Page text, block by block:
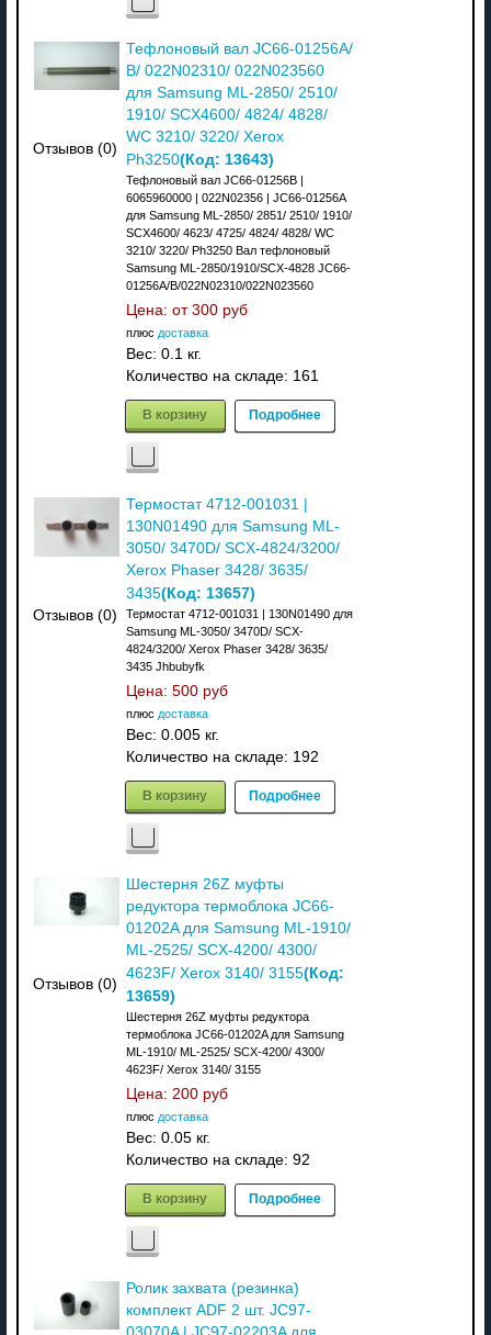
Отзывов (0)
Тефлоновый вал JC66-01256A/
B/ 022N02310/ 022N023560
для Samsung ML-2850/ 2510/
1910/ SCX4600/ 4824/ 4828/
WC 3210/ 3220/ Xerox
Ph3250(Код: 13643)
Тефлоновый вал JC66-01256B |
6065960000 | 022N02356 | JC66-01256A
для Samsung ML-2850/ 2851/ 2510/ 1910/
SCX4600/ 4623/ 4725/ 4824/ 4828/ WC
3210/ 3220/ Ph3250 Вал тефлоновый
Samsung ML-2850/1910/SCX-4828 JC66-
01256A/B/022N02310/022N023560
Цена: от 300 руб
плюс доставка
Вес: 0.1 кг.
Количество на складе: 161
В корзину Подробнее
Отзывов (0)
Термостат 4712-001031 |
130N01490 для Samsung ML-
3050/ 3470D/ SCX-4824/3200/
Xerox Phaser 3428/ 3635/
3435(Код: 13657)
Термостат 4712-001031 | 130N01490 для
Samsung ML-3050/ 3470D/ SCX-
4824/3200/ Xerox Phaser 3428/ 3635/
3435 Jhbubyfk
Цена: 500 руб
плюс доставка
Вес: 0.005 кг.
Количество на складе: 192
В корзину Подробнее
Отзывов (0)
Шестерня 26Z муфты
редуктора термоблока JC66-
01202A для Samsung ML-1910/
ML-2525/ SCX-4200/ 4300/
4623F/ Xerox 3140/ 3155(Код:
13659)
Шестерня 26Z муфты редуктора
термоблока JC66-01202A для Samsung
ML-1910/ ML-2525/ SCX-4200/ 4300/
4623F/ Xerox 3140/ 3155
Цена: 200 руб
плюс доставка
Вес: 0.05 кг.
Количество на складе: 92
В корзину Подробнее
Ролик захвата (резинка)
комплект ADF 2 шт. JC97-